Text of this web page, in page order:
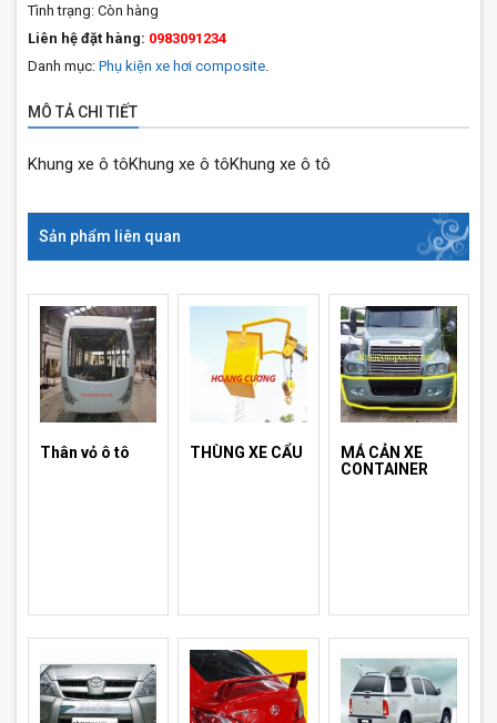
Tình trạng: Còn hàng
Liên hệ đặt hàng: 0983091234
Danh mục: Phụ kiện xe hơi composite
MÔ TẢ CHI TIẾT
Khung xe ô tôKhung xe ô tôKhung xe ô tô
Sản phẩm liên quan
Thân vỏ ô tô THÙNG XE CẨU
MÁ CẢN XE
CONTAINER